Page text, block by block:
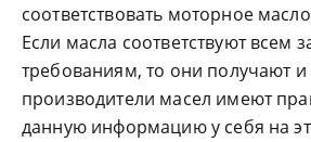
соответствовать моторное
Если масла соответствуют всем
требованиям, то они получают и
производители масел имеют
данную информацию у себя на